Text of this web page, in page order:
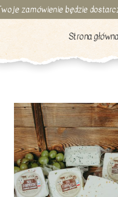
zamówienie będzie
Strona